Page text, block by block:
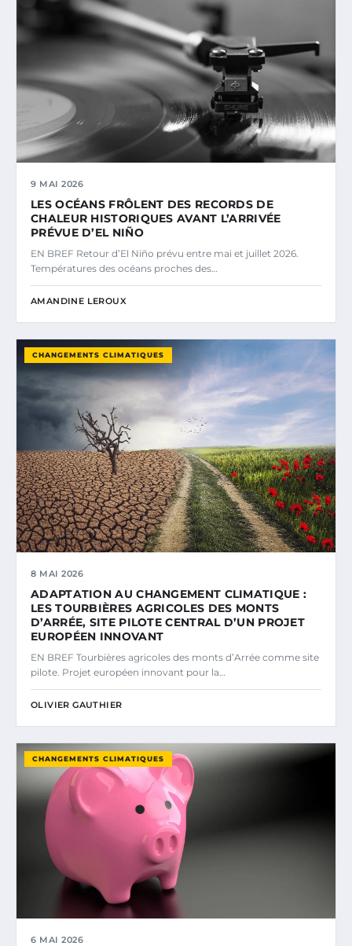
9 MAI 2026
LES OCÉANS FRÔLENT DES RECORDS DE
CHALEUR HISTORIQUES AVANT L’ARRIVÉE
PRÉVUE D’EL NIÑO
EN BREF Retour d’El Niño prévu entre mai et juillet 2026.
Températures des océans proches des…
AMANDINE LEROUX
CHANGEMENTS CLIMATIQUES
8 MAI 2026
ADAPTATION AU CHANGEMENT CLIMATIQUE :
LES TOURBIÈRES AGRICOLES DES MONTS
D’ARRÉE, SITE PILOTE CENTRAL D’UN PROJET
EUROPÉEN INNOVANT
EN BREF Tourbières agricoles des monts d’Arrée comme site
pilote. Projet européen innovant pour la…
OLIVIER GAUTHIER
CHANGEMENTS CLIMATIQUES
6 MAI 2026